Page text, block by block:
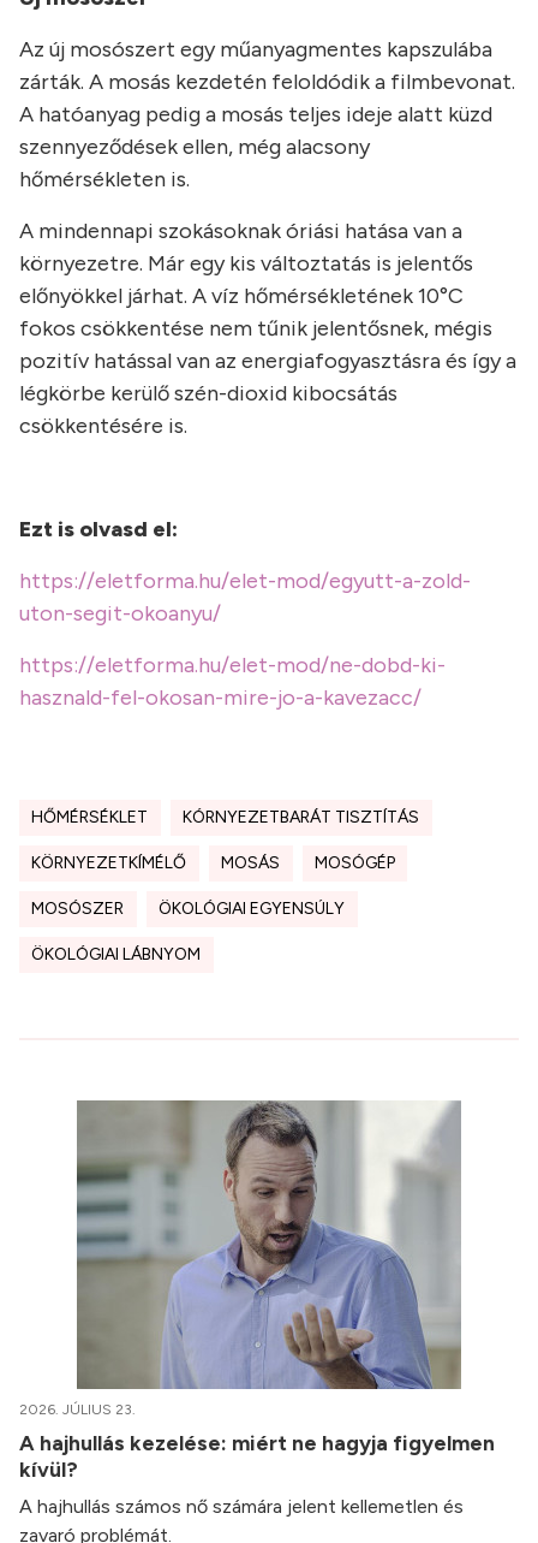
Az új mosószert egy műanyagmentes kapszulába
zárták. A mosás kezdetén feloldódik a filmbevonat.
A hatóanyag pedig a mosás teljes ideje alatt küzd
szennyeződések ellen, még alacsony
hőmérsékleten is.
A mindennapi szokásoknak óriási hatása van a
környezetre. Már egy kis változtatás is jelentős
előnyökkel járhat. A víz hőmérsékletének 10°C
fokos csökkentése nem tűnik jelentősnek, mégis
pozitív hatással van az energiafogyasztásra és így a
légkörbe kerülő szén-dioxid kibocsátás
csökkentésére is.
Ezt is olvasd el:
https://eletforma.hu/elet-mod/egyutt-a-zold-
uton-segit-okoanyu/
https://eletforma.hu/elet-mod/ne-dobd-ki-
hasznald-fel-okosan-mire-jo-a-kavezacc/
HŐMÉRSÉKLET KÓRNYEZETBARÁT TISZTÍTÁS
KÖRNYEZETKÍMÉLŐ MOSÁS MOSÓGÉP
MOSÓSZER ÖKOLÓGIAI EGYENSÚLY
ÖKOLÓGIAI LÁBNYOM
2026. JÚLIUS 23.
A hajhullás kezelése: miért ne hagyja figyelmen
kívül?
A hajhullás számos nő számára jelent kellemetlen és
zavaró problémát.